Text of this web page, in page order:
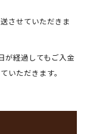
させていただきま
が経過してもご入金
いただきます。